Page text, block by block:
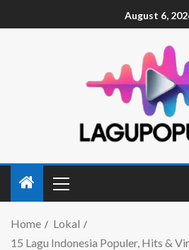
August 6,
Home
Lokal
15 Lagu Indonesia Populer, Hits &